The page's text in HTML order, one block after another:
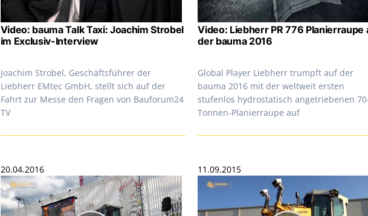
Video: bauma Talk Taxi: Joachim Strobel
im Exclusiv-Interview
Joachim Strobel, Geschäftsführer der
Liebherr EMtec GmbH, stellt sich auf der
Fahrt zur Messe den Fragen von Bauforum24
TV
Video: Liebherr PR 776 Planierraupe
der bauma 2016
Global Player Liebherr trumpft auf der
bauma 2016 mit der weltweit ersten
stufenlos hydrostatisch angetriebenen
Tonnen-Planierraupe auf
20.04.2016 11.09.2015